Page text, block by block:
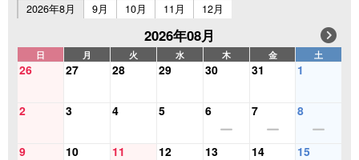
2026年8月
9月 10月 11月 12月
2026年08月
日 月 火 水 木 金 土
26 27 28 29 30 31 1
2 3 4 5 6 7 8
9 10 11 12 13 14 15